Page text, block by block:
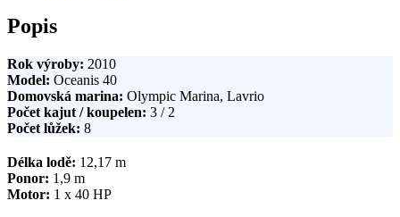
Popis
Rok výroby: 2010
Model: Oceanis 40
Domovská marina: Olympic Marina, Lavrio
Počet kajut / koupelen: 3 / 2
Počet lůžek: 8
Délka lodě: 12,17 m
Ponor: 1,9 m
Motor: 1 x 40 HP